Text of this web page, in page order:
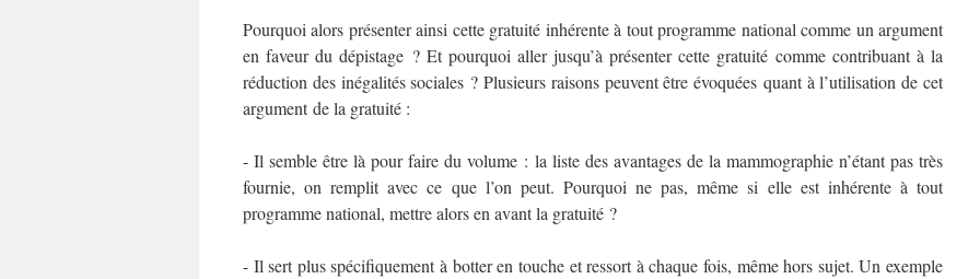
Pourquoi alors présenter ainsi cette gratuité inhérente à tout programme national comme un argument
en faveur du dépistage ? Et pourquoi aller jusqu’à présenter cette gratuité comme contribuant à la
réduction des inégalités sociales ? Plusieurs raisons peuvent être évoquées quant à l’utilisation de cet
argument de la gratuité :
- Il semble être là pour faire du volume : la liste des avantages de la mammographie n’étant pas très
fournie, on remplit avec ce que l’on peut. Pourquoi ne pas, même si elle est inhérente à tout
programme national, mettre alors en avant la gratuité ?
- Il sert plus spécifiquement à botter en touche et ressort à chaque fois, même hors sujet. Un exemple